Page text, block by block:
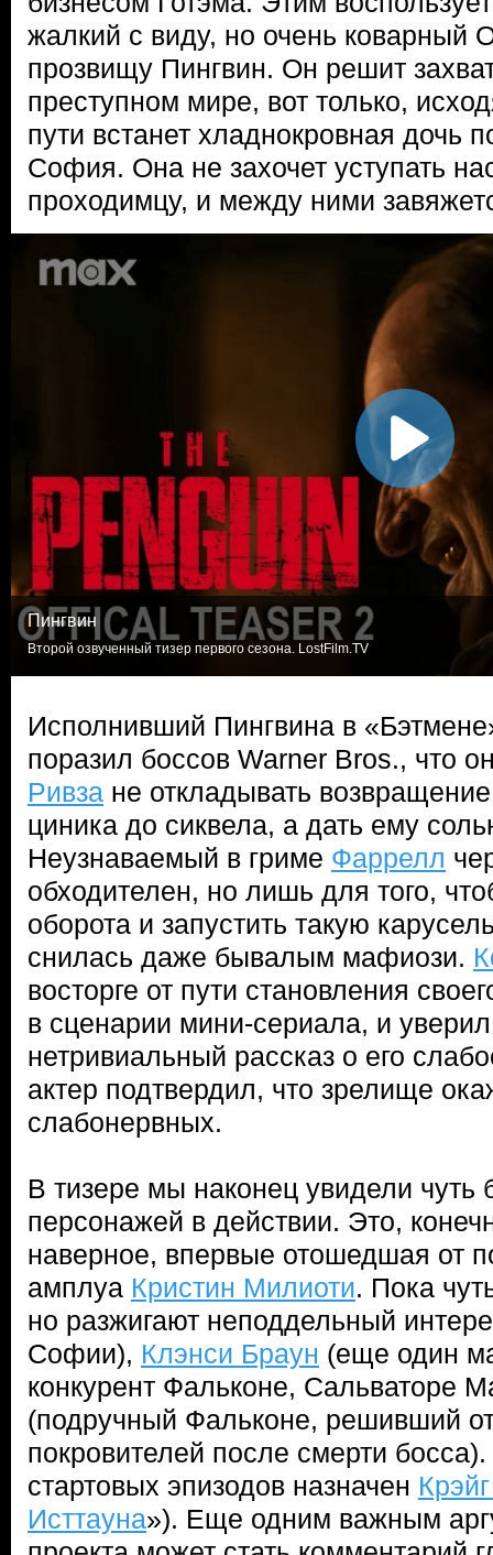
жалкий с виду, но очень коварный
прозвищу Пингвин. Он решит
преступном мире, вот только,
пути встанет хладнокровная дочь
София. Она не захочет уступать
проходимцу, и между ними
Пингвин
Второй озвученный тизер первого сезона. LostFilm.TV
Исполнивший Пингвина в
поразил боссов Warner Bros., что
Ривза не откладывать
циника до сиквела, а дать ему
Неузнаваемый в гриме Фаррелл
обходителен, но лишь для того,
оборота и запустить такую
снилась даже бывалым мафиози.
восторге от пути становления
в сценарии мини-сериала, и
нетривиальный рассказ о его
актер подтвердил, что зрелище
слабонервных.
В тизере мы наконец увидели чуть
персонажей в действии. Это,
наверное, впервые отошедшая от
амплуа Кристин Милиоти. Пока
но разжигают неподдельный
Софии), Клэнси Браун (еще один
конкурент Фальконе, Сальваторе
(подручный Фальконе, решивший
покровителей после смерти
стартовых эпизодов назначен
Исттауна»). Еще одним важным